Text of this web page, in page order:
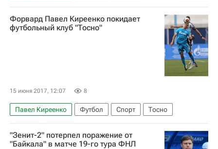
Первая лига
СКА-Хабаровск
Сибирь
Антон Кушнирук
Максим Казанков
Форвард Павел Киреенко покидает
футбольный клуб "Тосно"
15 июня 2017, 12:07 8
Павел Киреенко Футбол Спорт Тосно
"Зенит-2" потерпел поражение от
"Байкала" в матче 19-го тура ФНЛ